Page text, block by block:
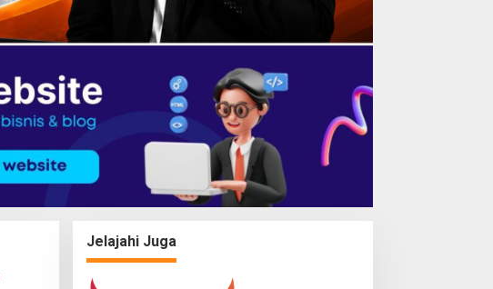
Jelajahi Juga